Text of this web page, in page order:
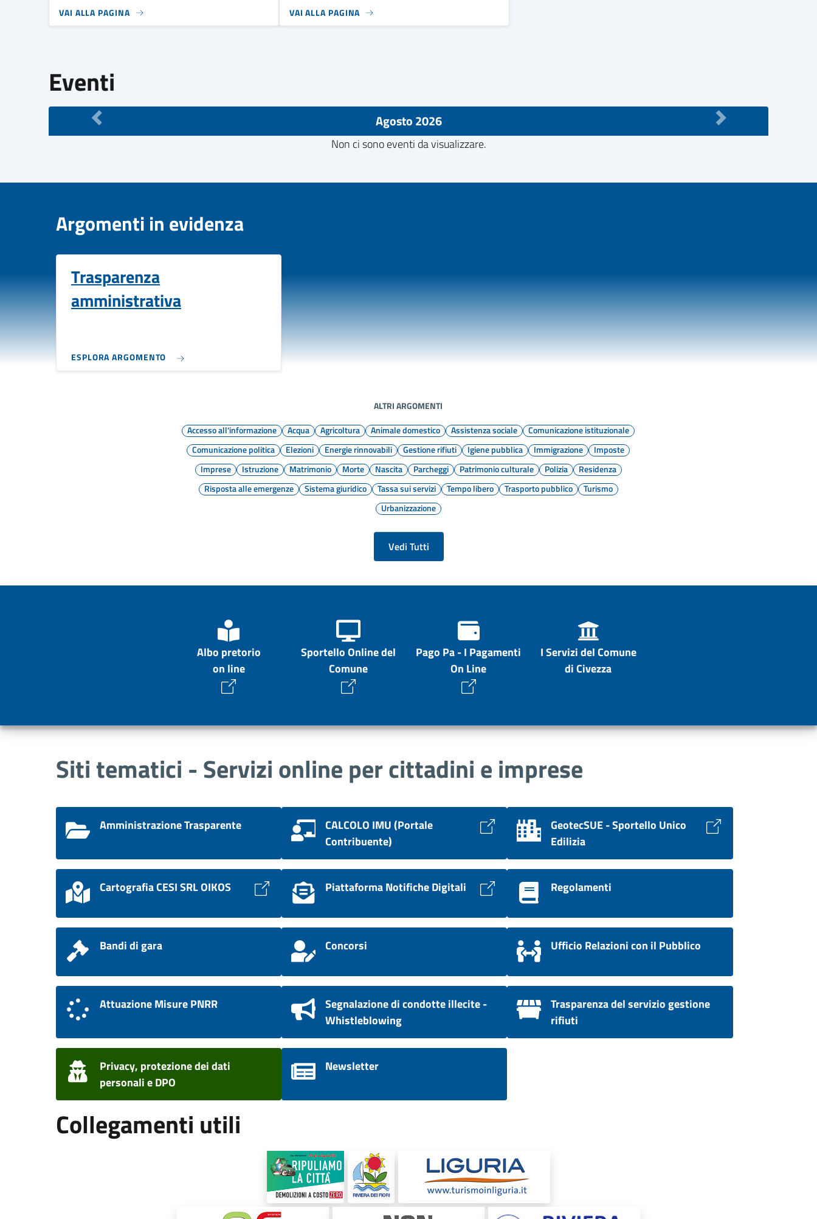
VAI ALLA PAGINA VAI ALLA PAGINA
Eventi
Agosto 2026
Non ci sono eventi da visualizzare.
Argomenti in evidenza
Trasparenza
amministrativa
ESPLORA ARGOMENTO
ALTRI ARGOMENTI
Accesso all'informazione
Acqua Agricoltura Animale domestico Assistenza sociale
Comunicazione istituzionale
Comunicazione politica
Elezioni Energie rinnovabili Gestione rifiuti Igiene pubblica Immigrazione
Imposte
Imprese
Istruzione Matrimonio Morte Nascita Parcheggi Patrimonio culturale Polizia
Residenza
Risposta alle emergenze
Sistema giuridico Tassa sui servizi Tempo libero Trasporto pubblico
Turismo
Urbanizzazione
Vedi Tutti
Albo pretorio
on line
Sportello Online del
Comune
Pago Pa - I Pagamenti
On Line
I Servizi del Comune
di Civezza
Siti tematici - Servizi online per cittadini e imprese
Amministrazione Trasparente
CALCOLO IMU (Portale
Contribuente)
GeotecSUE - Sportello Unico
Edilizia
Cartografia CESI SRL OIKOS Piattaforma Notifiche Digitali Regolamenti
Bandi di gara Concorsi Ufficio Relazioni con il Pubblico
Attuazione Misure PNRR
Segnalazione di condotte illecite -
Whistleblowing
Trasparenza del servizio gestione
rifiuti
Privacy, protezione dei dati
personali e DPO
Newsletter
Collegamenti utili